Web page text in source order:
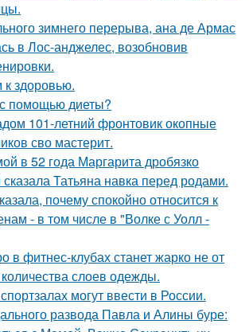
зимнего перерыва, ана де Армас
в Лос-анджелес, возобновив
здоровью.
с помощью диеты?
101-летний фронтовик окопные
сво мастерит.
в 52 года Маргарита дробязко
Татьяна навка перед родами.
почему спокойно относится к
- в том числе в "Волке с Уолл -
в фитнес-клубах станет жарко не от
слоев одежды.
могут ввести в России.
развода Павла и Алины буре: